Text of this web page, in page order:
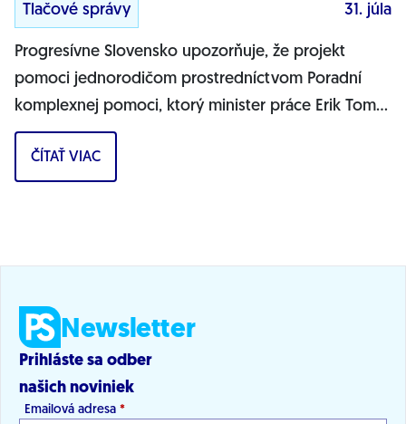
Tlačové správy 31. júla
Progresívne Slovensko upozorňuje, že projekt
pomoci jednorodičom prostredníctvom Poradní
komplexnej pomoci, ktorý minister práce Erik Tomáš
predstavil ako zásadnú pomoc pre osamelých...
ČÍTAŤ VIAC
Newsletter
Prihláste sa odber
našich noviniek
Emailová adresa *